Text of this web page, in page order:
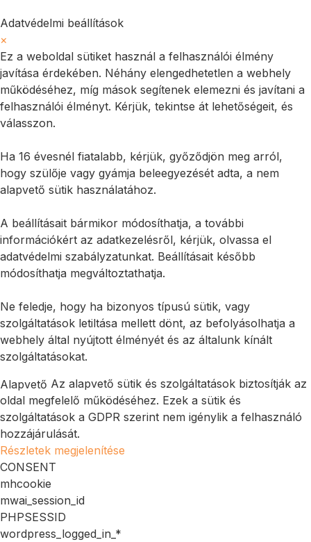
Adatvédelmi beállítások
×
Ez a weboldal sütiket használ a felhasználói élmény
javítása érdekében. Néhány elengedhetetlen a webhely
működéséhez, míg mások segítenek elemezni és javítani a
felhasználói élményt. Kérjük, tekintse át lehetőségeit, és
válasszon.
Ha 16 évesnél fiatalabb, kérjük, győződjön meg arról,
hogy szülője vagy gyámja beleegyezését adta, a nem
alapvető sütik használatához.
A beállításait bármikor módosíthatja, a további
információkért az adatkezelésről, kérjük, olvassa el
adatvédelmi szabályzatunkat. Beállításait később
módosíthatja megváltoztathatja.
Ne feledje, hogy ha bizonyos típusú sütik, vagy
szolgáltatások letiltása mellett dönt, az befolyásolhatja a
webhely által nyújtott élményét és az általunk kínált
szolgáltatásokat.
Alapvető Az alapvető sütik és szolgáltatások biztosítják az
oldal megfelelő működéséhez. Ezek a sütik és
szolgáltatások a GDPR szerint nem igénylik a felhasználó
hozzájárulását.
Részletek megjelenítése
CONSENT
mhcookie
mwai_session_id
PHPSESSID
wordpress_logged_in_*